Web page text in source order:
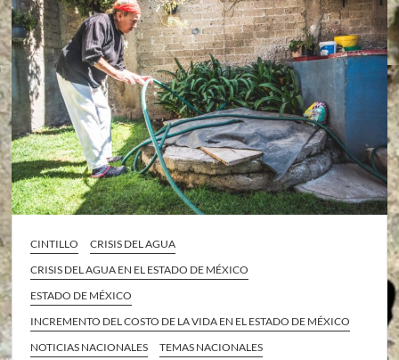
CINTILLO
CRISIS DEL AGUA
CRISIS DEL AGUA EN EL ESTADO DE MÉXICO
ESTADO DE MÉXICO
INCREMENTO DEL COSTO DE LA VIDA EN EL ESTADO DE MÉXICO
NOTICIAS NACIONALES
TEMAS NACIONALES